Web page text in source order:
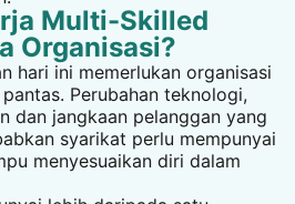
Multi-Skilled
Organisasi?
hari ini memerlukan organisasi
Perubahan teknologi,
dan jangkaan pelanggan yang
syarikat perlu mempunyai
menyesuaikan diri dalam